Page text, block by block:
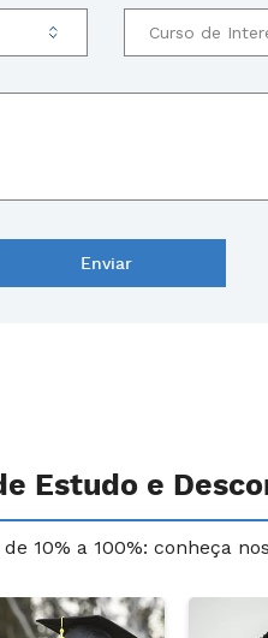
Estudo e
10% a 100%: conheça